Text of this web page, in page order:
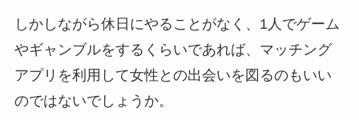
しかしながら休日にやることがなく、1人でゲーム
やギャンブルをするくらいであれば、マッチング
アプリを利用して女性との出会いを図るのもいい
のではないでしょうか。